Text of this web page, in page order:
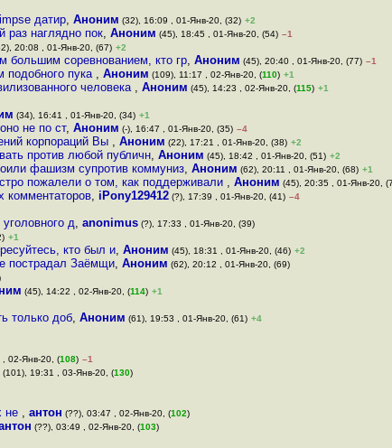
датир, Аноним (32), 16:09 , 01-Янв-20, (32) +2
наглядно пок, Аноним (45), 18:45 , 01-Янв-20, (54) –1
20:08 , 01-Янв-20, (67) +2
большим соревнованием, кто гр, Аноним (45), 20:40 , 01-Янв-20, (77) –1
подобного пука , Аноним (109), 11:17 , 02-Янв-20, (110) +1
человека , Аноним (45), 14:23 , 02-Янв-20, (115) +1
(34), 16:41 , 01-Янв-20, (34) +1
не по ст, Аноним (-), 16:47 , 01-Янв-20, (35) –4
корпораций Вы , Аноним (22), 17:21 , 01-Янв-20, (38) +2
против любой публичн, Аноним (45), 18:42 , 01-Янв-20, (51) +2
фашизм супротив коммуниз, Аноним (62), 20:11 , 01-Янв-20, (68) +1
пожалели о том, как поддерживали , Аноним (45), 20:35 , 01-Янв-20,
комментаторов, iPony129412 (?), 17:39 , 01-Янв-20, (41) –4
д, anonimus (?), 17:33 , 01-Янв-20, (39)
+1
кто был и, Аноним (45), 18:31 , 01-Янв-20, (46) +2
пострадал Заёмщи, Аноним (62), 20:12 , 01-Янв-20, (69)
(45), 14:22 , 02-Янв-20, (114) +1
тoлькo дoб, Аноним (61), 19:53 , 01-Янв-20, (61) +4
, 02-Янв-20, (108) –1
(101), 19:31 , 03-Янв-20, (130)
не , антон (??), 03:47 , 02-Янв-20, (102)
(??), 03:49 , 02-Янв-20, (103)